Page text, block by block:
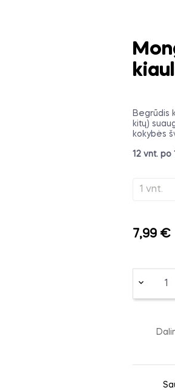
Begrūdis
kitų)
kokybės
12 vnt. po
7,99 €